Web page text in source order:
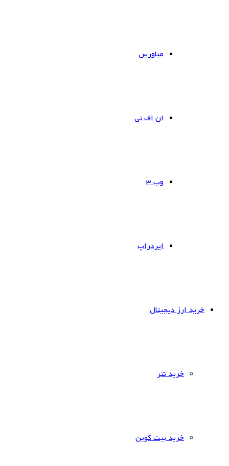
متاورس
ان اف تی
وب ۳
ایردراپ
خرید ارز دیجیتال
خرید تتر
خرید بیت کوین